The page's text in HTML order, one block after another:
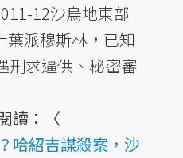
12沙烏地東部
葉派穆斯林，已知
刑求逼供、秘密審
讀：〈
哈紹吉謀殺案，沙